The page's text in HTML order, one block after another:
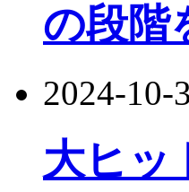
の段階
2024-10-
大ヒッ